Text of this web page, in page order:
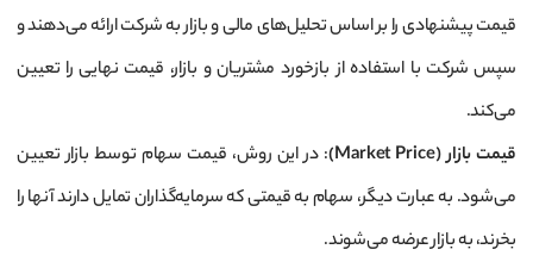
قیمت پیشنهادی را بر اساس تحلیل‌های مالی و بازار به شرکت ارائه می‌دهند و
سپس شرکت با استفاده از بازخورد مشتریان و بازار، قیمت نهایی را تعیین
می‌کند.
قیمت بازار(Market Price)
: در این روش، قیمت سهام توسط بازار تعیین
می‌شود. به عبارت دیگر، سهام به قیمتی که سرمایه‌گذاران تمایل دارند آنها را
بخرند، به بازار عرضه می‌شوند.